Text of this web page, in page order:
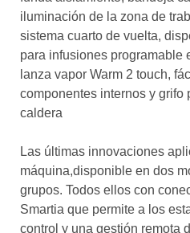
iluminación de la zona de
sistema cuarto de vuelta,
para infusiones programable
lanza vapor Warm 2 touch,
componentes internos y grifo
caldera
Las últimas innovaciones
máquina,disponible en dos
grupos. Todos ellos con
Smartia que permite a los
control y una gestión remota